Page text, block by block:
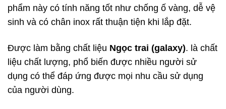
phẩm này có tính năng tốt như chống ố vàng, dễ vệ
sinh và có chân inox rất thuận tiện khi lắp đặt.
Được làm bằng chất liệu Ngọc trai (galaxy). là chất
liệu chất lượng, phổ biến được nhiều người sử
dụng có thể đáp ứng được mọi nhu cầu sử dụng
của người dùng.